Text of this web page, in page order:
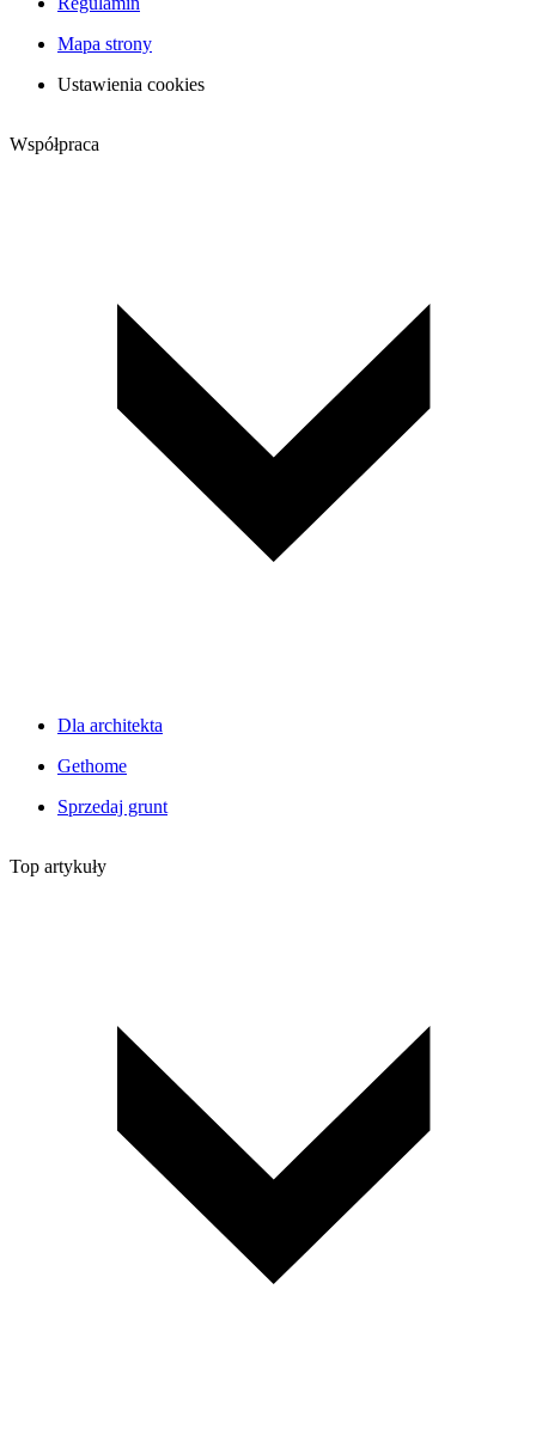
Mapa strony
Ustawienia cookies
Współpraca
Dla architekta
Gethome
Sprzedaj grunt
Top artykuły